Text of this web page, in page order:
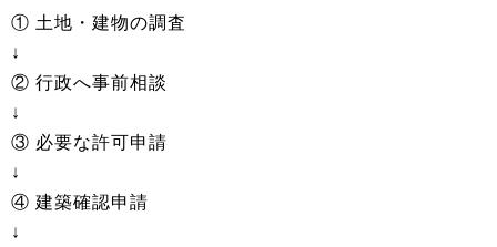
① 土地・建物の調査
↓
② 行政へ事前相談
↓
③ 必要な許可申請
↓
④ 建築確認申請
↓